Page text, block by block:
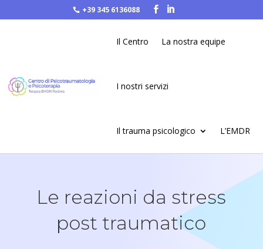
+39 345 6136088  
Il Centro La nostra equipe
I nostri servizi
Il trauma psicologico L’EMDR
Le reazioni da stress
post traumatico